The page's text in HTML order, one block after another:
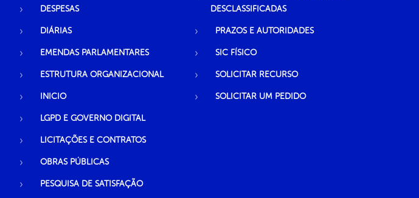
DESPESAS
DIÁRIAS
EMENDAS PARLAMENTARES
ESTRUTURA ORGANIZACIONAL
INICIO
LGPD E GOVERNO DIGITAL
LICITAÇÕES E CONTRATOS
OBRAS PÚBLICAS
PESQUISA DE SATISFAÇÃO
DESCLASSIFICADAS
PRAZOS E AUTORIDADES
SIC FÍSICO
SOLICITAR RECURSO
SOLICITAR UM PEDIDO